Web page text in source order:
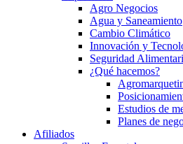
Agro Negocios
Agua y Saneamiento
Cambio Climático
Innovación y
Seguridad
¿Qué hacemos?
Estudios de
Planes de
Afiliados